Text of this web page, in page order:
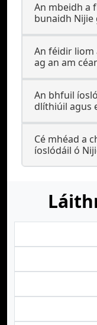
An mbeidh a
bunaidh Nijie
An féidir liom
ag an am
An bhfuil
dlíthiúil agus
Cé mhéad a
íoslódáil ó